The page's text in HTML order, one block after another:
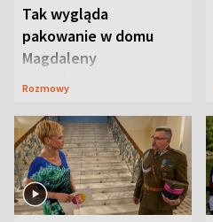
Tak wygląda
pakowanie w domu
Magdaleny
Waligórskiej-Lisieckiej.
Rozmowy